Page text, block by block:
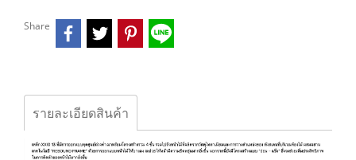
Share
รายละเอียดสินค้า